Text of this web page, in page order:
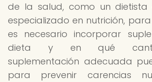
de la salud, como un
especializado en nutrición,
es necesario incorporar
dieta y en qué
suplementación adecuada
para prevenir carencias